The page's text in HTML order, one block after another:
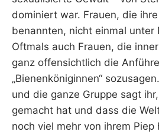
dominiert war. Frauen, die
benannten, nicht einmal unter
Oftmals auch Frauen, die
ganz offensichtlich die
„Bienenköniginnen“
und die ganze Gruppe sagt
gemacht hat und dass die
noch viel mehr von ihrem Piep